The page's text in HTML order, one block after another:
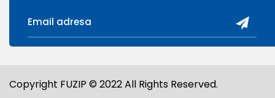
Copyright FUZIP © 2022 All Rights Reserved.